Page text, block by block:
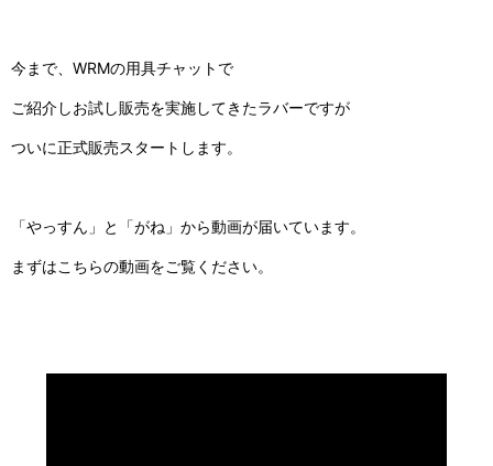
今まで、WRMの用具チャットで
ご紹介しお試し販売を実施してきたラバーですが
ついに正式販売スタートします。
「やっすん」と「がね」から動画が届いています。
まずはこちらの動画をご覧ください。